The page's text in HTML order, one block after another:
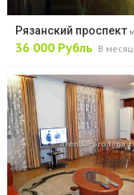
Рязанский проспект
36 000 Рубль В месяц